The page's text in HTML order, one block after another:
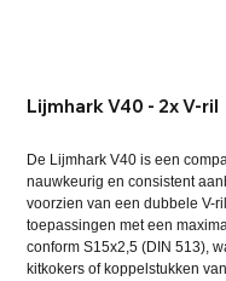
Lijmhark V40 - 2x V-ril
De Lijmhark V40 is een
nauwkeurig en consistent
voorzien van een dubbele V-
toepassingen met een
conform S15x2,5 (DIN 513),
kitkokers of koppelstukken